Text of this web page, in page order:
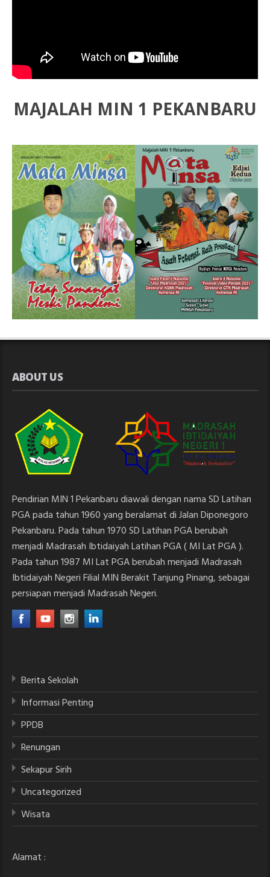
MAJALAH MIN 1 PEKANBARU
ABOUT US
Pendirian MIN 1 Pekanbaru diawali dengan nama SD Latihan
PGA pada tahun 1960 yang beralamat di Jalan Diponegoro
Pekanbaru. Pada tahun 1970 SD Latihan PGA berubah
menjadi Madrasah Ibtidaiyah Latihan PGA ( MI Lat PGA ).
Pada tahun 1987 MI Lat PGA berubah menjadi Madrasah
Ibtidaiyah Negeri Filial MIN Berakit Tanjung Pinang, sebagai
persiapan menjadi Madrasah Negeri.
Berita Sekolah
Informasi Penting
PPDB
Renungan
Sekapur Sirih
Uncategorized
Wisata
Alamat :